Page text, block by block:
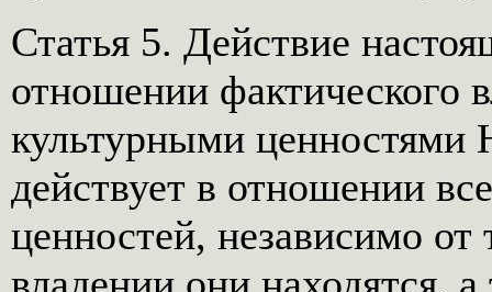
Статья 5. Действие
отношении фактического
культурными ценностями
действует в отношении
ценностей, независимо